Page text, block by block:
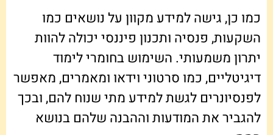
כמו כן, גישה למידע מקוון על נושאים כמו
השקעות, פנסיה ותכנון פיננסי יכולה להוות
יתרון משמעותי. השימוש בחומרי לימוד
דיגיטליים, כמו סרטוני וידאו ומאמרים, מאפשר
לפנסיונרים לגשת למידע מתי שנוח להם, ובכך
להגביר את המודעות וההבנה שלהם בנושא